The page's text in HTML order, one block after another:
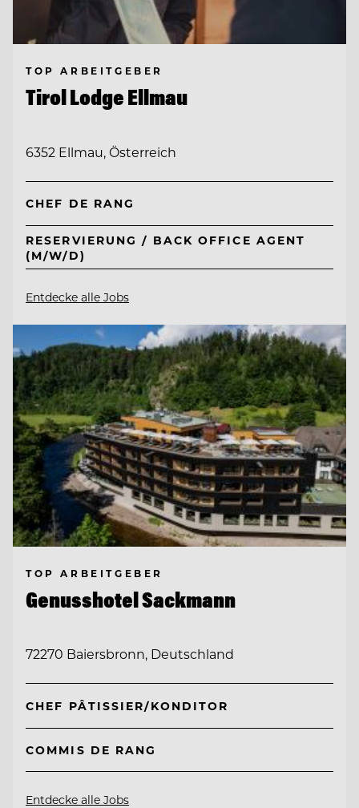
TOP ARBEITGEBER
Tirol Lodge Ellmau
6352 Ellmau, Österreich
CHEF DE RANG
RESERVIERUNG / BACK OFFICE AGENT
(M/W/D)
Entdecke alle Jobs
TOP ARBEITGEBER
Genusshotel Sackmann
72270 Baiersbronn, Deutschland
CHEF PÂTISSIER/KONDITOR
COMMIS DE RANG
Entdecke alle Jobs